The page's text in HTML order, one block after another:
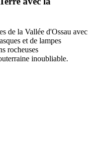
de la Vallée d'Ossau avec
et de lampes
rocheuses
inoubliable.